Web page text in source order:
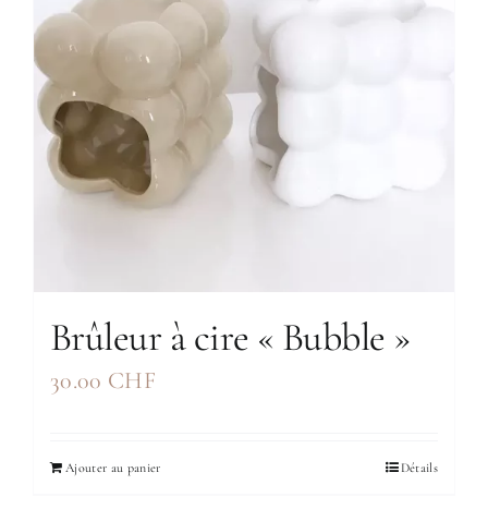
Brûleur à cire « Bubble »
30.00 CHF
Ajouter au panier Détails